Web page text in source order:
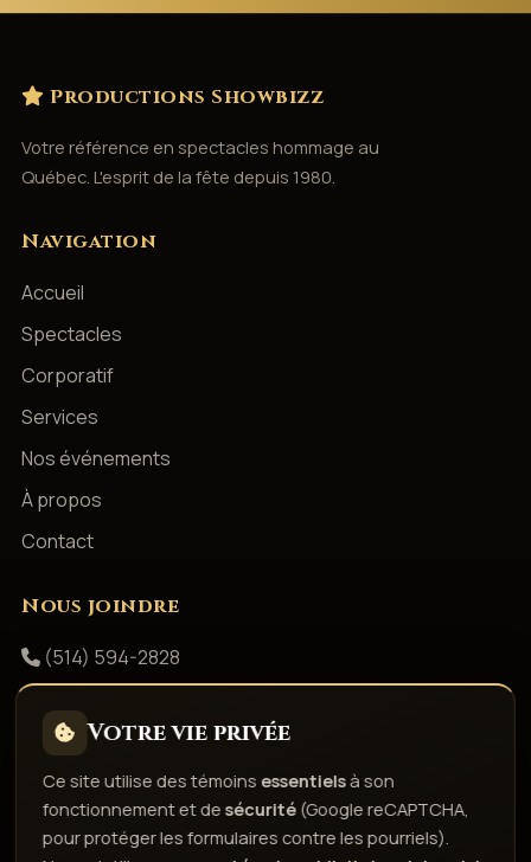
Productions Showbizz
Votre référence en spectacles hommage au
Québec. L'esprit de la fête depuis 1980.
Navigation
Accueil
Spectacles
Corporatif
Services
Nos événements
À propos
Contact
Nous joindre
(514) 594-2828
Facebook
Politique de confidentialité Conditions d'utilisation
Votre vie privée
Ce site utilise des témoinsessentielsà son
fonctionnement et desécurité (Google reCAPTCHA,
pour protéger les formulaires contre les pourriels).